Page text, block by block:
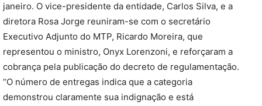
janeiro. O vice-presidente da entidade, Carlos Silva, e a
diretora Rosa Jorge reuniram-se com o secretário
Executivo Adjunto do MTP, Ricardo Moreira, que
representou o ministro, Onyx Lorenzoni, e reforçaram a
cobrança pela publicação do decreto de regulamentação.
“O número de entregas indica que a categoria
demonstrou claramente sua indignação e está